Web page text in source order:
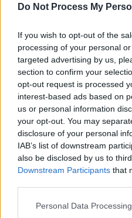
Do Not Process My
If you wish to opt-out of the
processing of your personal
targeted advertising by us,
section to confirm your
opt-out request is processed
interest-based ads based on
us or personal information
your opt-out. You may
disclosure of your personal
IAB’s list of downstream
also be disclosed by us to
Downstream Participants that
Please note that this website/
Personal Data
μήνα θα βρεθούν όσοι
τις 16 Ιανουαρίου.
Ειδικότερα,
Open,100 ευρώ το
αν δεν κάνουν καμία
Ιανουαρίου, ενώ 50
ειδικά για τον
αν τελικά ο
Για τους άνω των 60,
στους 7 μήνες μετά